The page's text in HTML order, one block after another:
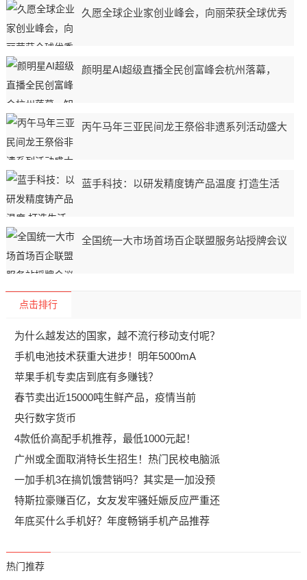
久愿全球企业家创业峰会，向丽荣获全球优秀
颜明星AI超级直播全民创富峰会杭州落幕，
丙午马年三亚民间龙王祭俗非遗系列活动盛大
蓝手科技：以研发精度铸产品温度 打造生活
全国统一大市场首场百企联盟服务站授牌会议
点击排行
为什么越发达的国家，越不流行移动支付呢？
手机电池技术获重大进步！明年5000mA
苹果手机专卖店到底有多赚钱？
春节卖出近15000吨生鲜产品，疫情当前
央行数字货币
4款低价高配手机推荐，最低1000元起！
广州或全面取消特长生招生！热门民校电脑派
一加手机3在搞饥饿营销吗？其实是一加没预
特斯拉豪赚百亿，女友发牢骚妊娠反应严重还
年底买什么手机好？年度畅销手机产品推荐
热门推荐